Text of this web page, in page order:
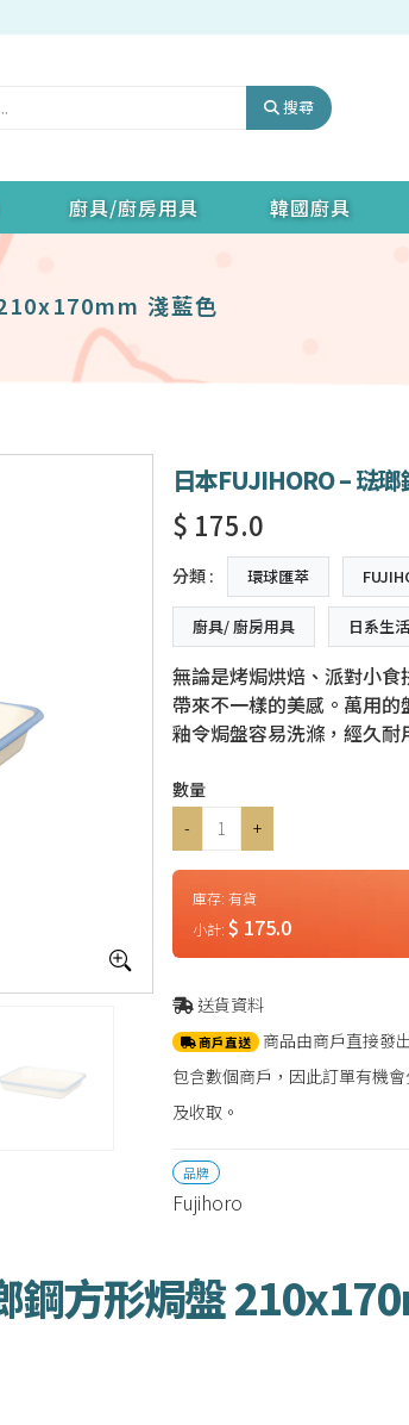
搜尋
廚具/廚房用具 韓國廚具
淺藍色
日本FUJIHORO – 琺
$ 175.0
分類 : 環球匯萃
廚具/ 廚房用具 日系生活
無論是烤焗烘焙、派對小
帶來不一樣的美感。萬用
釉令焗盤容易洗滌，經久耐
數量
-
+
庫存:有貨
小計:$ 175.0
送貨資料
商戶直送 商品由商戶直接發
包含數個商戶，因此訂單有機
及收取。
品牌
Fujihoro
鋼方形焗盤